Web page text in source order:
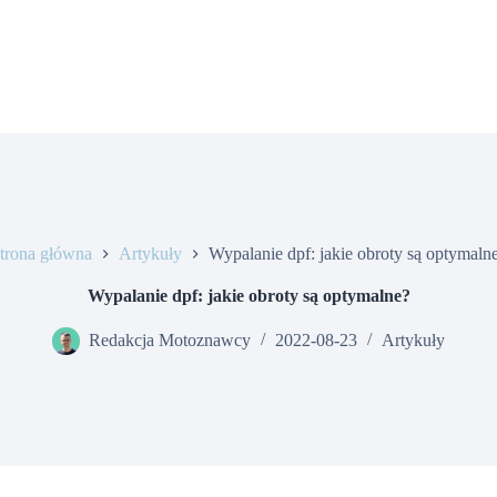
główna Artykuły Wypalanie dpf: jakie obroty są
Wypalanie dpf: jakie obroty są optymalne?
Redakcja Motoznawcy 2022-08-23 Artykuły